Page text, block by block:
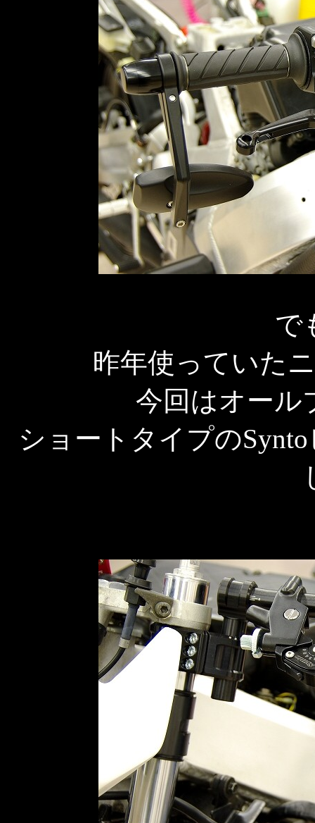
で
昨年使っていた
今回はオール
ショートタイプの